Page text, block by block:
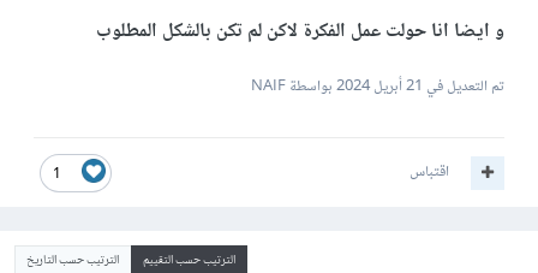
و ايضا انا حولت عمل الفكرة لاكن لم تكن بالشكل المطلوب
تم التعديل في 21 أبريل 2024 بواسطة NAIF
1 اقتباس
الترتيب حسب التقييم الترتيب حسب التاريخ